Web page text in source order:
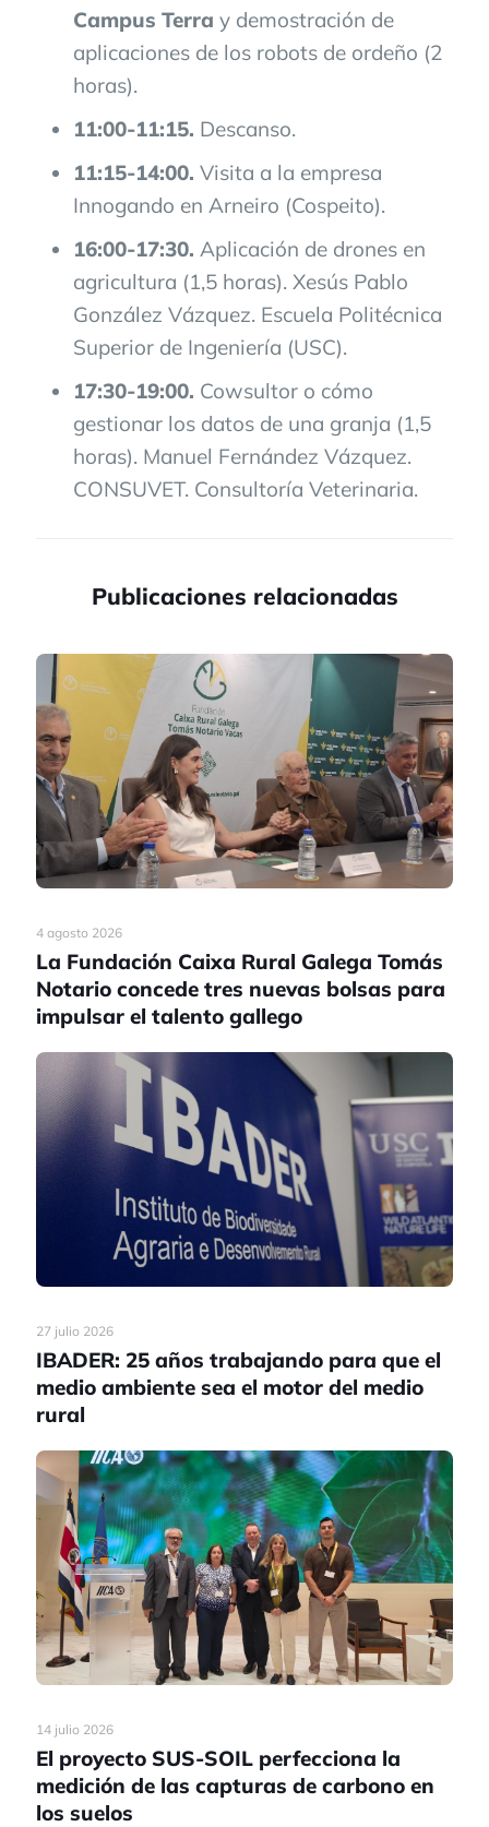
Campus Terra y demostración de
aplicaciones de los robots de ordeño (2
horas).
11:00-11:15. Descanso.
11:15-14:00. Visita a la empresa
Innogando en Arneiro (Cospeito).
16:00-17:30. Aplicación de drones en
agricultura (1,5 horas). Xesús Pablo
González Vázquez. Escuela Politécnica
Superior de Ingeniería (USC).
17:30-19:00. Cowsultor o cómo
gestionar los datos de una granja (1,5
horas). Manuel Fernández Vázquez.
CONSUVET. Consultoría Veterinaria.
Publicaciones relacionadas
4 agosto 2026
La Fundación Caixa Rural Galega Tomás
Notario concede tres nuevas bolsas para
impulsar el talento gallego
27 julio 2026
IBADER: 25 años trabajando para que el
medio ambiente sea el motor del medio
rural
14 julio 2026
El proyecto SUS-SOIL perfecciona la
medición de las capturas de carbono en
los suelos